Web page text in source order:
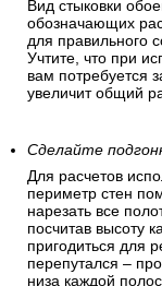
Вид стыковки
обозначающих
для правильного
Учтите, что при
вам потребуется
увеличит общий
Сделайте
Для расчетов
периметр стен
нарезать все
посчитав высоту
пригодиться для
перепутался –
низа каждой